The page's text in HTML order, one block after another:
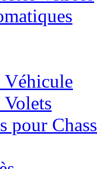
Véhicule
pour